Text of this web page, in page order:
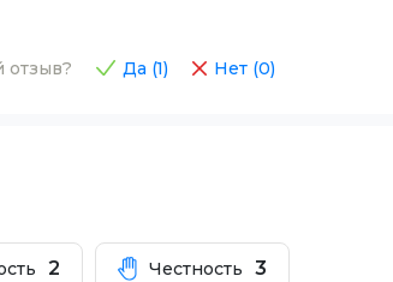
отзыв? Да (1) Нет (0)
2 Честность 3